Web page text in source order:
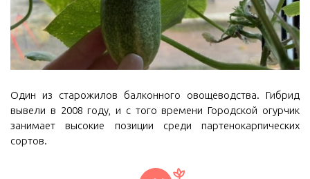
Один из старожилов балконного овощеводства. Гибрид
вывели в 2008 году, и с того времени Городской огурчик
занимает высокие позиции среди партенокарпических
сортов.